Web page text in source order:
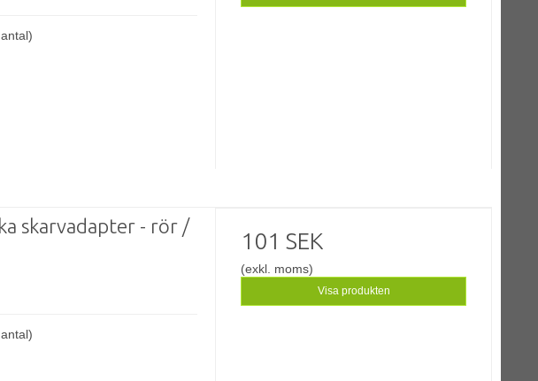
skarvadapter - rör /
101 SEK
(exkl. moms)
Visa produkten